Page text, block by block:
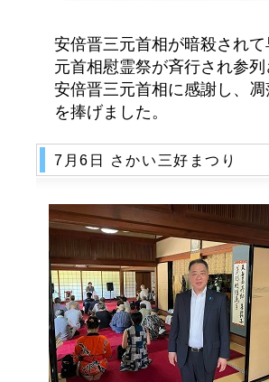
安倍晋三元首相が暗殺され
元首相慰霊祭が斉行され参
安倍晋三元首相に感謝し、
を捧げました。
7月6日 さかい三好まつり